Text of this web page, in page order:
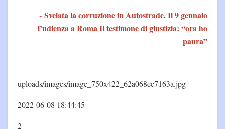
- Svelata la corruzione in Autostrade. Il 9 gennaio
l’udienza a Roma Il testimone di giustizia: “ora ho
paura”
uploads/images/image_750x422_62a068cc7163a.jpg
2022-06-08 18:44:45
2